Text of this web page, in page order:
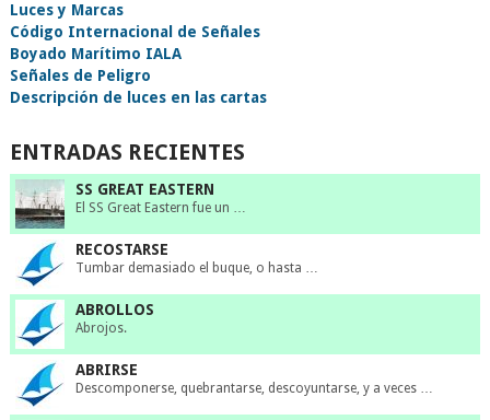
Luces y Marcas
Código Internacional de Señales
Boyado Marítimo IALA
Señales de Peligro
Descripción de luces en las cartas
ENTRADAS RECIENTES
SS GREAT EASTERN
El SS Great Eastern fue un …
RECOSTARSE
Tumbar demasiado el buque, o hasta …
ABROLLOS
Abrojos.
ABRIRSE
Descomponerse, quebrantarse, descoyuntarse, y a veces …